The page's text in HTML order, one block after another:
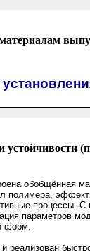
обобщённая
полимера,
процессы.
параметров
форм.
реализован